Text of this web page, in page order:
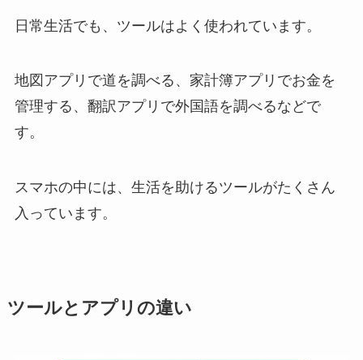
日常生活でも、ツールはよく使われています。
地図アプリで道を調べる、家計簿アプリでお金を
管理する、翻訳アプリで外国語を調べるなどで
す。
スマホの中には、生活を助けるツールがたくさん
入っています。
ツールとアプリの違い